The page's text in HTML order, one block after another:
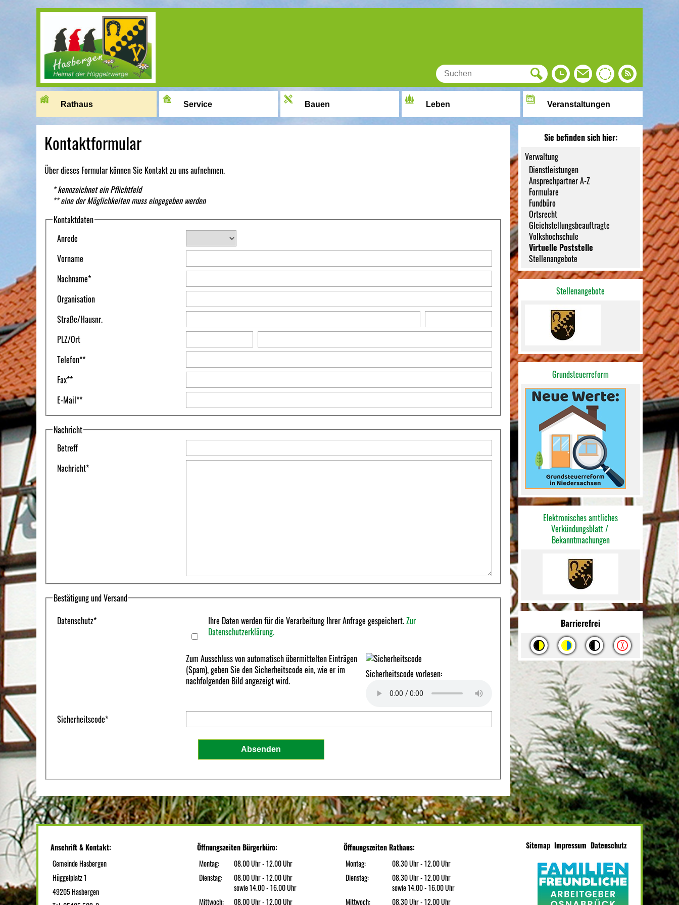
Rathaus Service Bauen Leben Veranstaltungen
Kontaktformular
Über dieses Formular können Sie Kontakt zu uns aufnehmen.
* kennzeichnet ein Pflichtfeld
** eine der Möglichkeiten muss eingegeben werden
Kontaktdaten
Anrede
Vorname
Nachname*
Organisation
Straße/Hausnr.
PLZ/Ort
Telefon**
Fax**
E-Mail**
Nachricht
Betreff
Nachricht*
Bestätigung und Versand
Datenschutz* Ihre Daten werden für die Verarbeitung Ihrer Anfrage gespeichert.Zur
Datenschutzerklärung.
Zum Ausschluss von automatisch übermittelten Einträgen
(Spam), geben Sie den Sicherheitscode ein, wie er im
nachfolgenden Bild angezeigt wird.
Sicherheitscode vorlesen:
Sicherheitscode*
Sie befinden sich hier:
Verwaltung
Dienstleistungen
Ansprechpartner A-Z
Formulare
Fundbüro
Ortsrecht
Gleichstellungsbeauftragte
Volkshochschule
Virtuelle Poststelle
Stellenangebote
Stellenangebote
Grundsteuerreform
Elektronisches amtliches
Verkündungsblatt /
Bekanntmachungen
Barrierefrei
Anschrift & Kontakt:
Gemeinde Hasbergen
Hüggelplatz 1
49205 Hasbergen
Öffnungszeiten Bürgerbüro:
Montag:
08.00 Uhr - 12.00 Uhr
Dienstag:
08.00 Uhr - 12.00 Uhr
sowie 14.00 - 16.00 Uhr
Mittwoch:
08.00 Uhr - 12.00 Uhr
Öffnungszeiten Rathaus:
Montag:
08.30 Uhr - 12.00 Uhr
Dienstag:
08.30 Uhr - 12.00 Uhr
sowie 14.00 - 16.00 Uhr
Mittwoch:
08.30 Uhr - 12.00 Uhr
Sitemap Impressum Datenschutz